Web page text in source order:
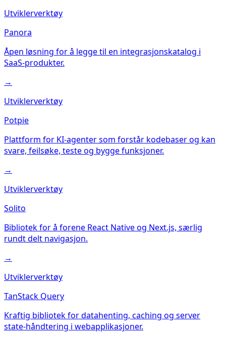
Utviklerverktøy
Panora
Åpen løsning for å legge til en integrasjonskatalog i
SaaS-produkter.
→
Utviklerverktøy
Potpie
Plattform for KI-agenter som forstår kodebaser og kan
svare, feilsøke, teste og bygge funksjoner.
→
Utviklerverktøy
Solito
Bibliotek for å forene React Native og Next.js, særlig
rundt delt navigasjon.
→
Utviklerverktøy
TanStack Query
Kraftig bibliotek for datahenting, caching og server
state-håndtering i webapplikasjoner.